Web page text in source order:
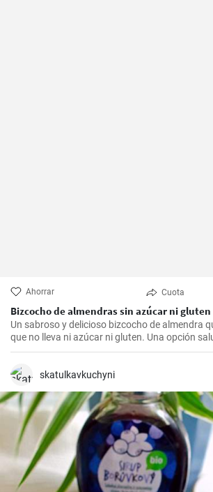
Ahorrar Cuota
Bizcocho de almendras sin azúcar ni gluten
Un sabroso y delicioso bizcocho de almendra
que no lleva ni azúcar ni gluten. Una opción
adaptar a muchas personas.
skatulkavkuchyni